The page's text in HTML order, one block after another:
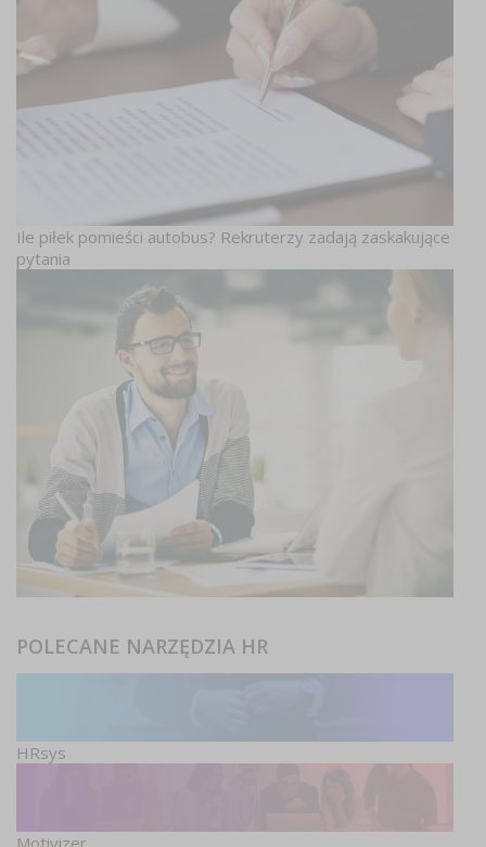
Ile piłek pomieści autobus? Rekruterzy zadają zaskakujące
pytania
POLECANE NARZĘDZIA HR
HRsys